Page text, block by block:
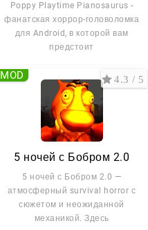
Poppy Playtime Pianosaurus -
фанатская хоррор-головоломка
для Android, в которой вам
предстоит
5 ночей с Бобром 2.0
5 ночей с Бобром 2.0 —
атмосферный survival horror с
сюжетом и неожиданной
механикой. Здесь
4.3 / 5
MOD